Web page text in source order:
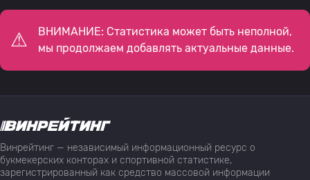
ВНИМАНИЕ: Статистика может быть неполной,
мы продолжаем добавлять актуальные данные.
Винрейтинг — независимый информационный ресурс о
букмекерских конторах и спортивной статистике,
зарегистрированный как средство массовой информации